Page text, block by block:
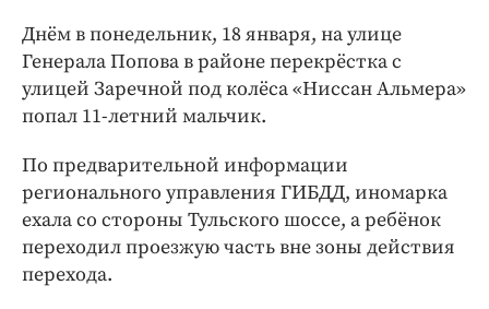
Интересное чтиво
Клиника года
Бренд года
Работодатель года
Днём в понедельник, 18 января, на улице
Генерала Попова в районе перекрёстка с
улицей Заречной под колёса «Ниссан Альмера»
попал 11-летний мальчик.
По предварительной информации
регионального управления ГИБДД, иномарка
ехала со стороны Тульского шоссе, а ребёнок
переходил проезжую часть вне зоны действия
перехода.